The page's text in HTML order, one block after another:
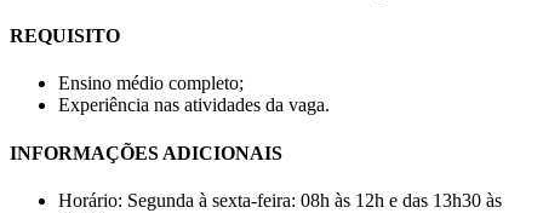
REQUISITO
Ensino médio completo;
Experiência nas atividades da vaga.
INFORMAÇÕES ADICIONAIS
Horário: Segunda à sexta-feira: 08h às 12h e das 13h30 às